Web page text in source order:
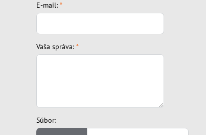
E-mail:*
Vaša správa:*
Súbor: